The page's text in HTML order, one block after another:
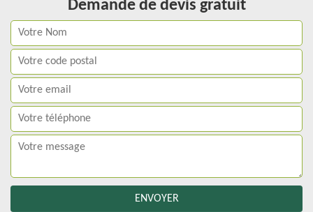
Demande de devis gratuit